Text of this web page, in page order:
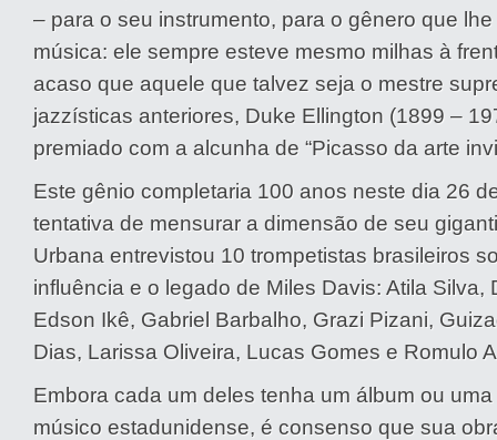
– para o seu instrumento, para o gênero que
música: ele sempre esteve mesmo milhas à
acaso que aquele que talvez seja o mestre
jazzísticas anteriores, Duke Ellington (1899 –
premiado com a alcunha de “Picasso da arte
Este gênio completaria 100 anos neste dia 26
tentativa de mensurar a dimensão de seu
Urbana entrevistou 10 trompetistas brasileiros
influência e o legado de Miles Davis: Atila Silva,
Edson Ikê, Gabriel Barbalho, Grazi Pizani,
Dias, Larissa Oliveira, Lucas Gomes e Romulo
Embora cada um deles tenha um álbum ou
músico estadunidense, é consenso que sua